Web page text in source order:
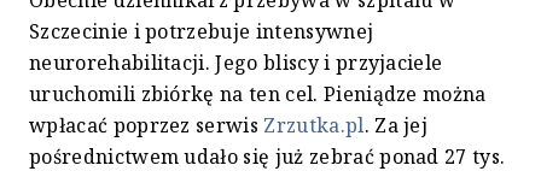
Szczecinie i potrzebuje intensywnej
neurorehabilitacji. Jego bliscy i przyjaciele
uruchomili zbiórkę na ten cel. Pieniądze można
wpłacać poprzez serwis Zrzutka.pl. Za jej
pośrednictwem udało się już zebrać ponad 27 tys.